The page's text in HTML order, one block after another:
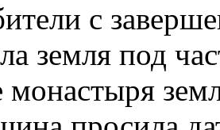
с
земля под
монастыря